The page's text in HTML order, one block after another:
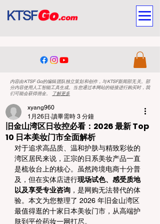
内容由KTSF Go的编辑团队独立策划和创作，与KTSF新闻部无关。部
分内容使用人工智能工具生成。当您通过本网站的链接进行购买时，我
们可能会获得佣金。
了解更多
旧金山湾区日妆控必看：2026 最新 Top
10 日本美妆门市全面解析
xyang960
1月26日 讀畢需時 3 分鐘
对于追求高品质、温和护肤与精致彩妆的
湾区居民来说，正宗的日系美妆产品一直
是梳妆台上的核心。虽然跨境电商十分普
及，但在实体店进行现场试色、感受质地
以及享受专业咨询 ，是网购无法替代的体
验。本文为您整理了 2026 年旧金山湾区
最值得逛的十家日本美妆门市，从高端护
肤到平价药妆一网打尽。